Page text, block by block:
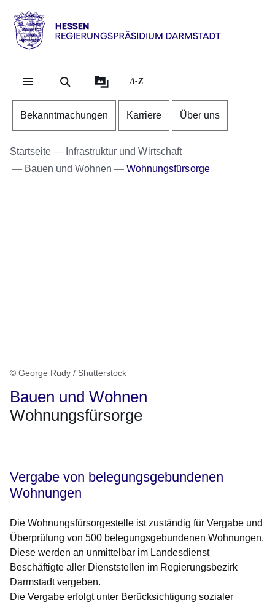
Direkt zum Kopf der
Direkt zum Inhalt
Direkt zum Fuß der
Hessen
RP
Darmstadt
A-Z
Bekanntmachungen Karriere Über uns
Startseite
Infrastruktur und Wirtschaft
Bauen und Wohnen
Wohnungsfürsorge
© George Rudy / Shutterstock
Bauen und Wohnen
Wohnungsfürsorge
Vergabe von belegungsgebundenen
Wohnungen
Die Wohnungsfürsorgestelle ist zuständig für Vergabe und
Überprüfung von 500 belegungsgebundenen Wohnungen.
Diese werden an unmittelbar im Landesdienst
Beschäftigte aller Dienststellen im Regierungsbezirk
Darmstadt vergeben.
Die Vergabe erfolgt unter Berücksichtigung sozialer